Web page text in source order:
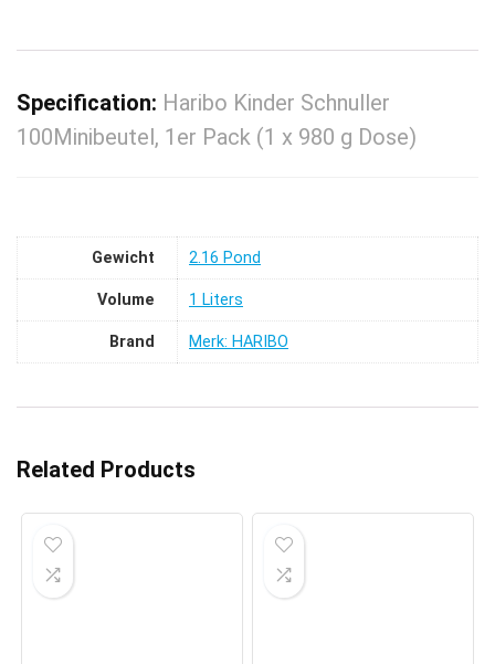
Specification: Haribo Kinder Schnuller
100Minibeutel, 1er Pack (1 x 980 g Dose)
Gewicht ‎2.16 Pond
Volume ‎1 Liters
Brand Merk: HARIBO
Related Products